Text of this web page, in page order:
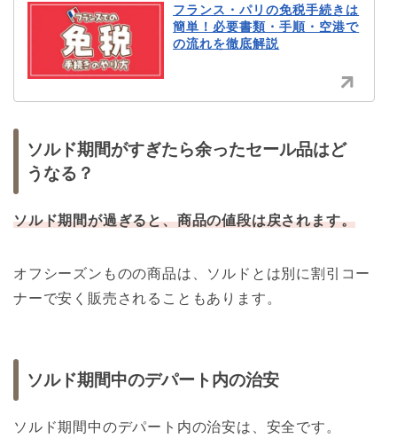
フランス・パリの免税手続きは
簡単！必要書類・手順・空港で
の流れを徹底解説
ソルド期間がすぎたら余ったセール品はど
うなる？
ソルド期間が過ぎると、商品の値段は戻されます。
オフシーズンものの商品は、ソルドとは別に割引コー
ナーで安く販売されることもあります。
ソルド期間中のデパート内の治安
ソルド期間中のデパート内の治安は、安全です。